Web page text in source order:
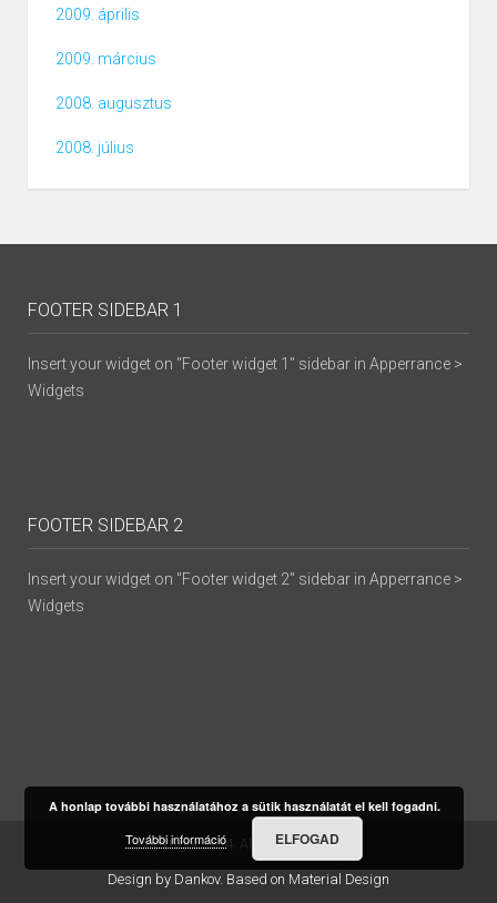
2009. április
2009. március
2008. augusztus
2008. július
FOOTER SIDEBAR 1
Insert your widget on "Footer widget 1" sidebar in Apperrance >
Widgets
FOOTER SIDEBAR 2
Insert your widget on "Footer widget 2" sidebar in Apperrance >
Widgets
Copyright 2014. All Rights Reserved
Design by Dankov. Based on Material Design
A honlap további használatához a sütik használatát el kell fogadni.
További információ ELFOGAD